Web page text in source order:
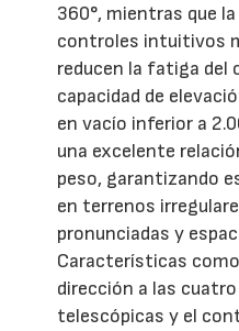
360°, mientras que
controles intuitivos
reducen la fatiga del
capacidad de
en vacío inferior a
una excelente
peso, garantizando
en terrenos
pronunciadas y
Características
dirección a las
telescópicas y el